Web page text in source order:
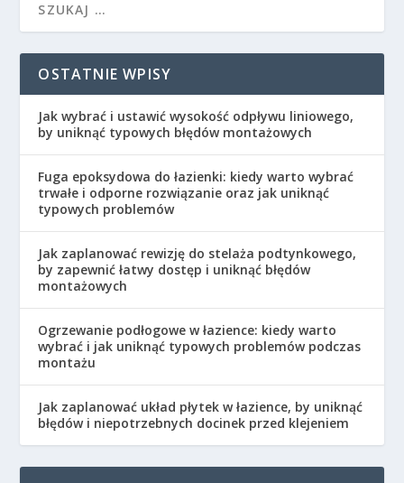
OSTATNIE WPISY
Jak wybrać i ustawić wysokość odpływu liniowego,
by uniknąć typowych błędów montażowych
Fuga epoksydowa do łazienki: kiedy warto wybrać
trwałe i odporne rozwiązanie oraz jak uniknąć
typowych problemów
Jak zaplanować rewizję do stelaża podtynkowego,
by zapewnić łatwy dostęp i uniknąć błędów
montażowych
Ogrzewanie podłogowe w łazience: kiedy warto
wybrać i jak uniknąć typowych problemów podczas
montażu
Jak zaplanować układ płytek w łazience, by uniknąć
błędów i niepotrzebnych docinek przed klejeniem